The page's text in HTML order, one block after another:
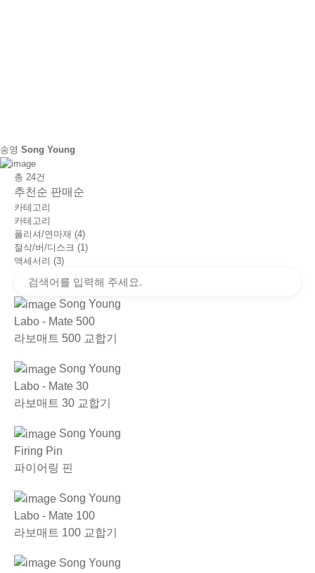
송영 Song Young
총 24건
추천순 판매순
카테고리
카테고리
폴리셔/연마재 (4)
절삭/버/디스크 (1)
액세서리 (3)
Song Young
Labo - Mate 500
라보매트 500 교합기
Song Young
Labo - Mate 30
라보매트 30 교합기
Song Young
Firing Pin
파이어링 핀
Song Young
Labo - Mate 100
라보매트 100 교합기
Song Young